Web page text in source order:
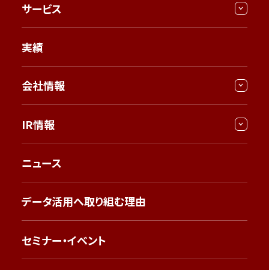
サービス
実績
会社情報
IR情報
ニュース
データ活用へ取り組む理由
セミナー・イベント